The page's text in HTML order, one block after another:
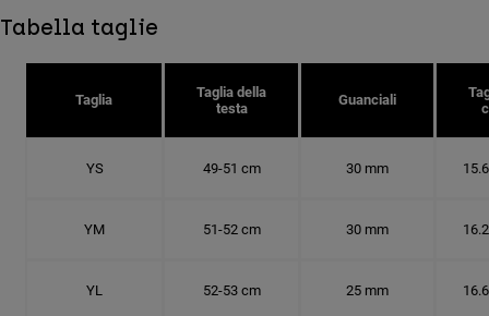
Tabella taglie
Taglia
Taglia della
testa
Guanciali
YS 49-51 cm 30 mm
YM 51-52 cm 30 mm
YL 52-53 cm 25 mm